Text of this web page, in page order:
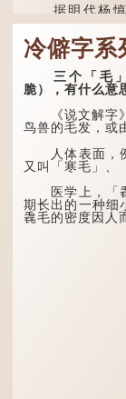
据明代杨慎
集》记载，龙生
排列为：赑屭
牢、狴犴、饕餮
眦、狻猊、椒图
一种说法）。
龙九子外形与
不同，其中，
龟，因为能负重
座，有“碑下...
冷僻字系
三个「毛」
脆），有什么意
《说文解字》
鸟兽的毛发，或
人体表面，例
又叫「寒毛」、
医学上，「毳
期长出的一种细
毳毛的密度因人